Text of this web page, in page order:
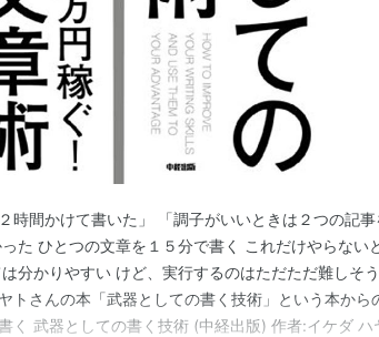
時間かけて書いた」 「調子がいいときは２つの記事
た ひとつの文章を１５分で書く これだけやらない
分かりやすい けど、実行するのはただただ難しそ
トさんの本「武器としての書く技術」という本から
く 武器としての書く技術 (中経出版) 作者:イケダ ハ